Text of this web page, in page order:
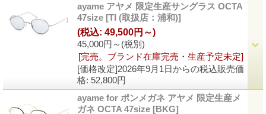
ayame アヤメ 限定生産サングラス OCTA
47size [TI (取扱店：浦和)]
45,000円～ (税別)
(税込: 49,500円～)
[完売。ブランド在庫完売・生産予定未定]
[価格改定]2026年9月1日からの税込販売価
格: 52,800円
ayame for ポンメガネ アヤメ 限定生産メ
ガネ OCTA 47size [BKG]